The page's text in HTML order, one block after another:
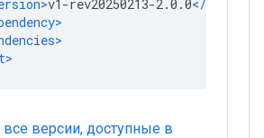
все версии, доступные в